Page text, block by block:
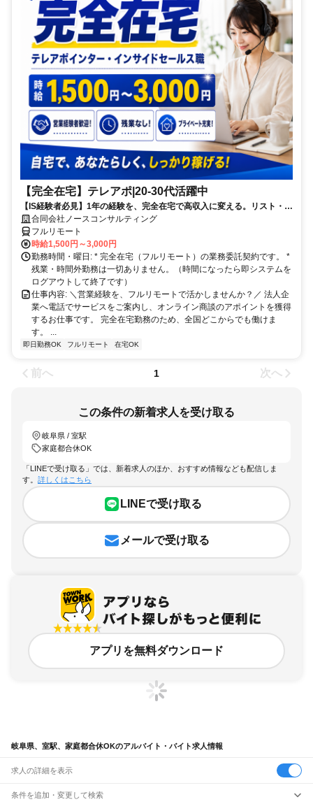
【完全在宅】テレアポ|20-30代活躍中
【IS経験者必見】1年の経験を、完全在宅で高収入に変える。リスト・ス
クリプト完備でブランクがあっても安心スタート！ 「私のスキル、在宅
ならもっと活きる」 コールセンターの出勤やシフトの縛りから解放され
て、自分のペースで効率よくアポ獲得！ 【微経験でも大歓迎】テレア
ポ・ISの基礎が分かっていれば大丈夫。法人向けSaaSやIT商材など、売
りやすい環境が整っています！
合同会社ノースコンサルティング
フルリモート
時給1,500円～3,000円
勤務時間・曜日: * 完全在宅（フルリモート）の業務委託契約です。 *
残業・時間外勤務は一切ありません。（時間になったら即システムを
ログアウトして終了です）
仕事内容: ＼営業経験を、フルリモートで活かしませんか？／ 法人企
業へ電話でサービスをご案内し、オンライン商談のアポイントを獲得
するお仕事です。 完全在宅勤務のため、全国どこからでも働けま
す。 ...
即日勤務OK フルリモート 在宅OK
前へ 1 次へ
この条件の新着求人を受け取る
岐阜県 / 室駅
家庭都合休OK
「LINEで受け取る」では、新着求人のほか、おすすめ情報なども配信しま
す。 詳しくはこちら
LINEで受け取る
メールで受け取る
アプリを無料ダウンロード
岐阜県、室駅、家庭都合休OKのアルバイト・バイト求人情報
求人の詳細を表示
条件を追加・変更して検索